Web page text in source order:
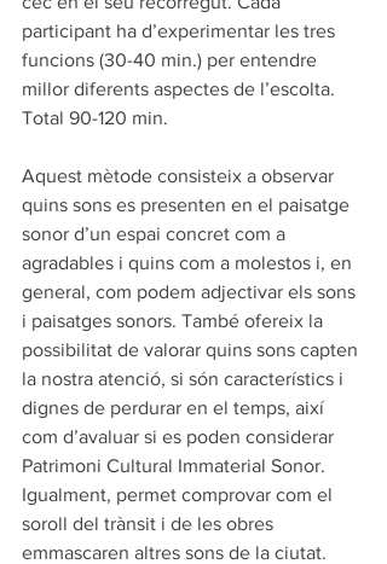
participant ha d’experimentar les tres
funcions (30-40 min.) per entendre
millor diferents aspectes de l’escolta.
Total 90-120 min.
Aquest mètode consisteix a observar
quins sons es presenten en el paisatge
sonor d’un espai concret com a
agradables i quins com a molestos i, en
general, com podem adjectivar els sons
i paisatges sonors. També ofereix la
possibilitat de valorar quins sons capten
la nostra atenció, si són característics i
dignes de perdurar en el temps, així
com d’avaluar si es poden considerar
Patrimoni Cultural Immaterial Sonor.
Igualment, permet comprovar com el
soroll del trànsit i de les obres
emmascaren altres sons de la ciutat.